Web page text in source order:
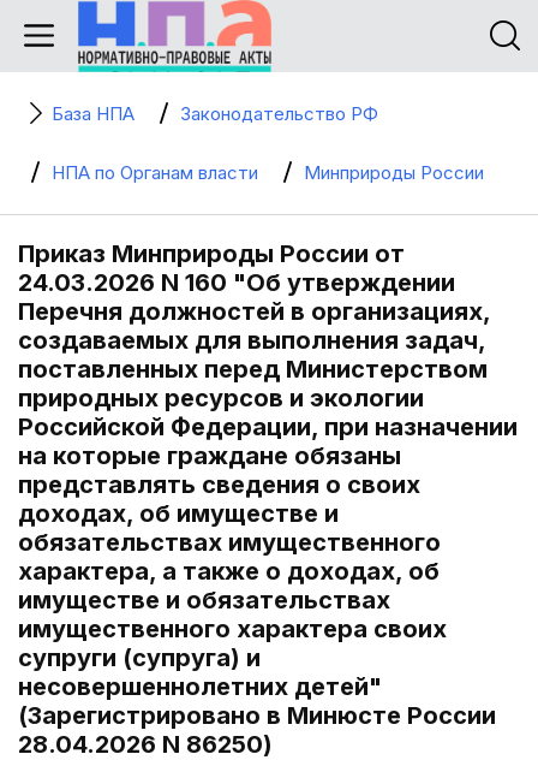
База НПА Законодательство РФ
НПА по Органам власти Минприроды России
Приказ Минприроды России от
24.03.2026 N 160 "Об утверждении
Перечня должностей в организациях,
создаваемых для выполнения задач,
поставленных перед Министерством
природных ресурсов и экологии
Российской Федерации, при назначении
на которые граждане обязаны
представлять сведения о своих
доходах, об имуществе и
обязательствах имущественного
характера, а также о доходах, об
имуществе и обязательствах
имущественного характера своих
супруги (супруга) и
несовершеннолетних детей"
(Зарегистрировано в Минюсте России
28.04.2026 N 86250)